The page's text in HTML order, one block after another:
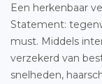
Een herkenbaar
Statement:
must. Middels
verzekerd van
snelheden,